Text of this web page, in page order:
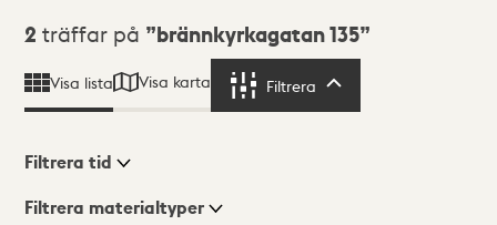
Sökresultat
2 träffar på brännkyrkagatan 135
Visa lista Visa karta Filtrera
Visningsläge
Filtrera tid
Filtrera materialtyper